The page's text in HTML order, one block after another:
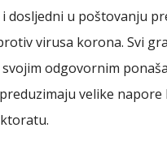
dosljedni u poštovanju
virusa korona. Svi
odgovornim
velike